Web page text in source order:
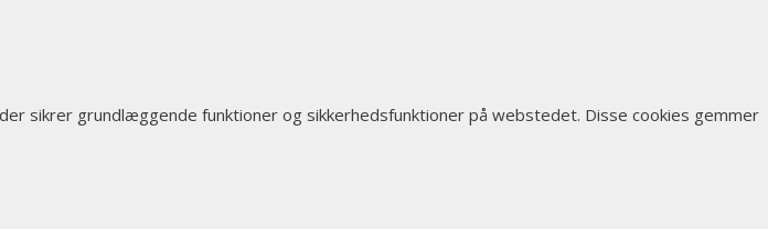
sikrer grundlæggende funktioner og sikkerhedsfunktioner på webstedet. Disse cookies gemmer